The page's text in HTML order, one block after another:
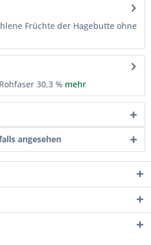
Früchte der Hagebutte ohne
30,3 % mehr
angesehen